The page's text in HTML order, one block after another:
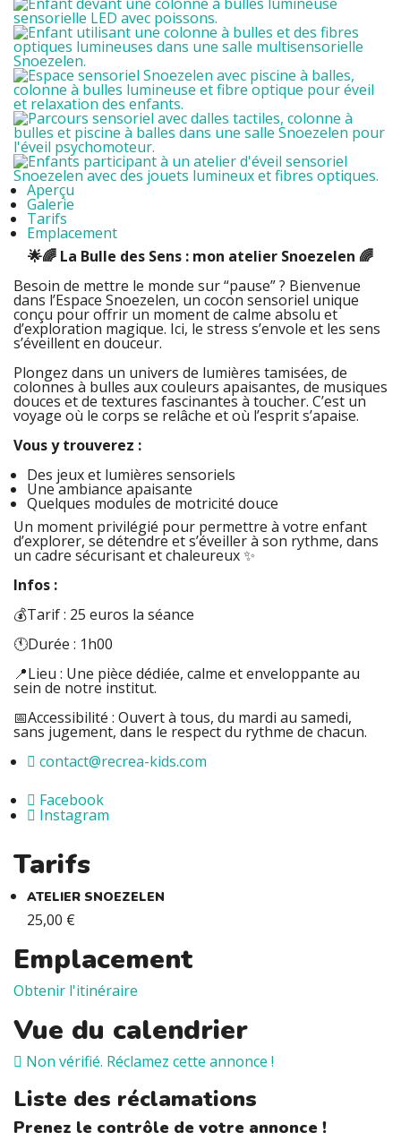
Aperçu
Galerie
Tarifs
Emplacement
🌟🌈 La Bulle des Sens : mon atelier Snoezelen 🌈
Besoin de mettre le monde sur “pause” ? Bienvenue
dans l’Espace Snoezelen, un cocon sensoriel unique
conçu pour offrir un moment de calme absolu et
d’exploration magique. Ici, le stress s’envole et les sens
s’éveillent en douceur.
Plongez dans un univers de lumières tamisées, de
colonnes à bulles aux couleurs apaisantes, de musiques
douces et de textures fascinantes à toucher. C’est un
voyage où le corps se relâche et où l’esprit s’apaise.
Vous y trouverez :
Des jeux et lumières sensoriels
Une ambiance apaisante
Quelques modules de motricité douce
Un moment privilégié pour permettre à votre enfant
d’explorer, se détendre et s’éveiller à son rythme, dans
un cadre sécurisant et chaleureux ✨
Infos :
💰Tarif : 25 euros la séance
🕚Durée : 1h00
📍Lieu : Une pièce dédiée, calme et enveloppante au
sein de notre institut.
📅Accessibilité : Ouvert à tous, du mardi au samedi,
sans jugement, dans le respect du rythme de chacun.
contact@recrea-kids.com
Facebook
Instagram
Tarifs
ATELIER SNOEZELEN
25,00 €
Emplacement
Obtenir l'itinéraire
Vue du calendrier
Non vérifié. Réclamez cette annonce !
Liste des réclamations
Prenez le contrôle de votre annonce !